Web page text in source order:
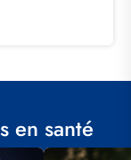
en santé
Visuel